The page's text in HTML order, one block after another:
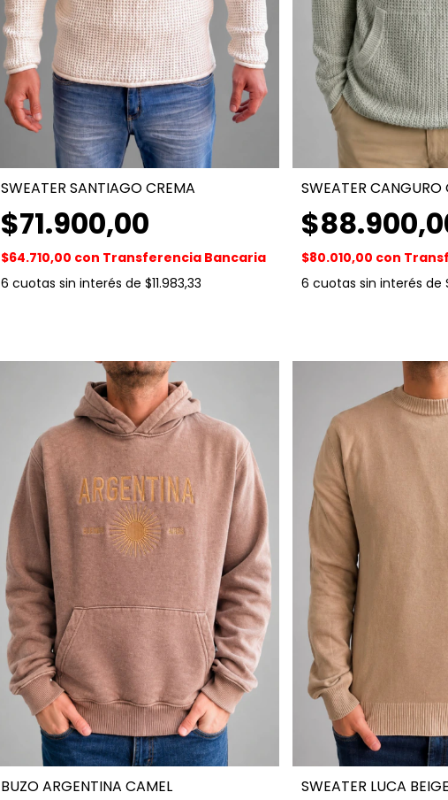
SWEATER SANTIAGO CREMA
$71.900,00
$64.710,00 con Transferencia Bancaria
6 cuotas sin interés de $11.983,33
SWEATER CANGURO
$80.010,00 con
6 cuotas sin interés de
BUZO ARGENTINA CAMEL SWEATER LUCA BEIGE